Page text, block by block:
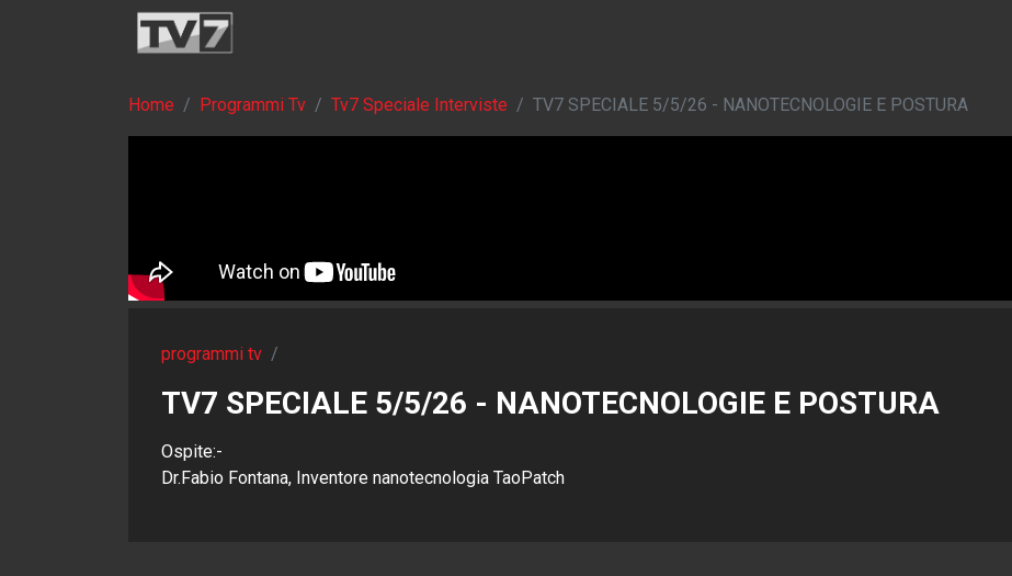
Home Programmi Tv Tv7 Speciale Interviste TV7 SPECIALE 5/5/26 - NANOTECNOLOGIE E POSTURA
programmi tv /
TV7 SPECIALE 5/5/26 - NANOTECNOLOGIE E POSTURA
Ospite:-
Dr.Fabio Fontana, Inventore nanotecnologia TaoPatch